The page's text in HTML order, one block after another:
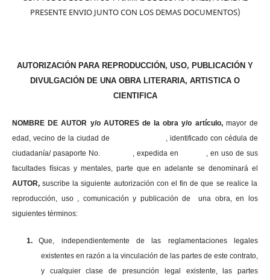
PRESENTE ENVIO JUNTO CON LOS DEMAS DOCUMENTOS)
AUTORIZACIÓN PARA REPRODUCCIÓN, USO, PUBLICACIÓN Y
DIVULGACIÓN DE UNA OBRA LITERARIA, ARTISTICA O
CIENTIFICA
NOMBRE DE AUTOR y/o AUTORES de la obra y/o artículo, mayor de
edad, vecino de la ciudad de , identificado con cédula de
ciudadanía/ pasaporte No. , expedida en , en uso de sus
facultades físicas y mentales, parte que en adelante se denominará el
AUTOR,suscribe la siguiente autorización con el fin de que se realice la
reproducción, uso , comunicación y publicación de una obra, en los
siguientes términos:
1.
Que, independientemente de las reglamentaciones legales
existentes en razón a la vinculación de las partes de este contrato,
y cualquier clase de presunción legal existente, las partes